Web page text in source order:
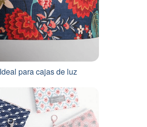
Ideal para cajas de luz